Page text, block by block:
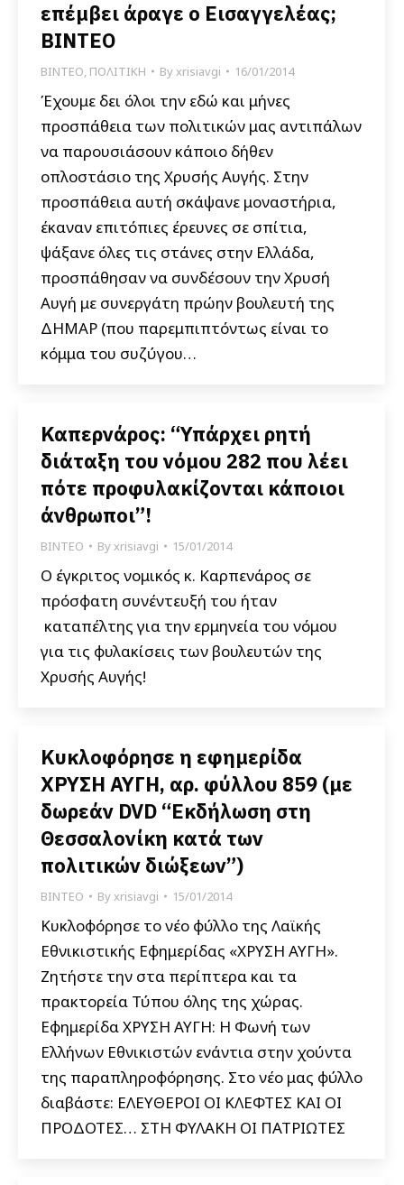
επέμβει άραγε ο Εισαγγελέας;
BINTEO
ΒΙΝΤΕΟ, ΠΟΛΙΤΙΚΗ Byxrisiavgi 16/01/2014
Έχουμε δει όλοι την εδώ και μήνες
προσπάθεια των πολιτικών μας αντιπάλων
να παρουσιάσουν κάποιο δήθεν
οπλοστάσιο της Χρυσής Αυγής. Στην
προσπάθεια αυτή σκάψανε μοναστήρια,
έκαναν επιτόπιες έρευνες σε σπίτια,
ψάξανε όλες τις στάνες στην Ελλάδα,
προσπάθησαν να συνδέσουν την Χρυσή
Αυγή με συνεργάτη πρώην βουλευτή της
ΔΗΜΑΡ (που παρεμπιπτόντως είναι το
κόμμα του συζύγου…
Καπερνάρος: “Υπάρχει ρητή
διάταξη του νόμου 282 που λέει
πότε προφυλακίζονται κάποιοι
άνθρωποι”!
ΒΙΝΤΕΟ Byxrisiavgi 15/01/2014
Ο έγκριτος νομικός κ. Καρπενάρος σε
πρόσφατη συνέντευξή του ήταν
καταπέλτης για την ερμηνεία του νόμου
για τις φυλακίσεις των βουλευτών της
Χρυσής Αυγής!
Κυκλοφόρησε η εφημερίδα
ΧΡΥΣΗ ΑΥΓΗ, αρ. φύλλου 859 (με
δωρεάν DVD “Εκδήλωση στη
Θεσσαλονίκη κατά των
πολιτικών διώξεων”)
ΒΙΝΤΕΟ Byxrisiavgi 15/01/2014
Κυκλοφόρησε το νέο φύλλο της Λαϊκής
Εθνικιστικής Εφημερίδας «ΧΡΥΣΗ ΑΥΓΗ».
Ζητήστε την στα περίπτερα και τα
πρακτορεία Τύπου όλης της χώρας.
Εφημερίδα ΧΡΥΣΗ ΑΥΓΗ: Η Φωνή των
Ελλήνων Εθνικιστών ενάντια στην χούντα
της παραπληροφόρησης. Στο νέο μας φύλλο
διαβάστε: ΕΛΕΥΘΕΡΟΙ ΟΙ ΚΛΕΦΤΕΣ ΚΑΙ ΟΙ
ΠΡΟΔΟΤΕΣ… ΣΤΗ ΦΥΛΑΚΗ ΟΙ ΠΑΤΡΙΩΤΕΣ